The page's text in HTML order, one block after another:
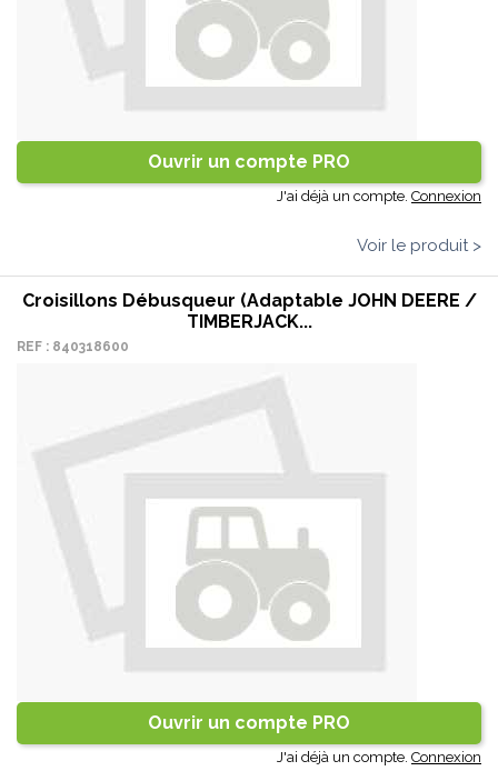
Ouvrir un compte PRO
J'ai déjà un compte. Connexion
Voir le produit >
Croisillons Débusqueur (adaptable JOHN DEERE /
TIMBERJACK...
REF : 840318600
Ouvrir un compte PRO
J'ai déjà un compte. Connexion